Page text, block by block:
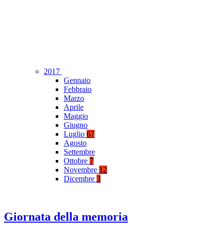
2017
Gennaio
Febbraio
Marzo
Aprile
Maggio
Giugno
Luglio 67
Agosto
Settembre
Ottobre 7
Novembre 12
Dicembre 3
Giornata della memoria